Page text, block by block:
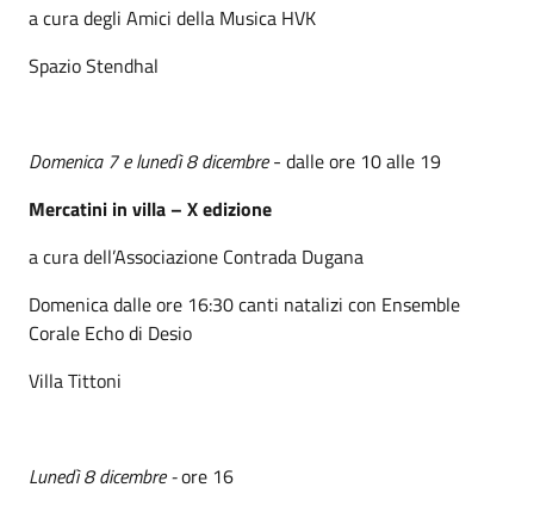
a cura degli Amici della Musica HVK
Spazio Stendhal
Domenica 7 e lunedì 8 dicembre- dalle ore 10 alle 19
Mercatini in villa – X edizione
a cura dell’Associazione Contrada Dugana
Domenica dalle ore 16:30 canti natalizi con Ensemble
Corale Echo di Desio
Villa Tittoni
Lunedì 8 dicembre -ore 16